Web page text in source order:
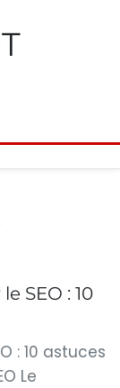
SEO : 10
: 10 astuces
Le